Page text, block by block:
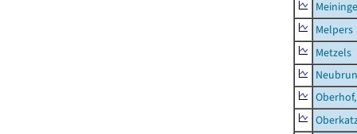
Melpers
Metzels